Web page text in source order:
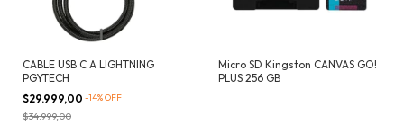
CABLE USB C A LIGHTNING
PGYTECH
$29.999,00 -14%OFF
$34.999,00
Micro SD Kingston CANVAS GO!
PLUS 256 GB